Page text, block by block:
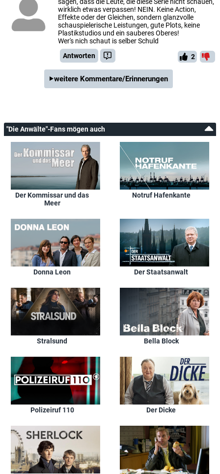
wirklich etwas verpassen! NEIN. Keine Action,
Effekte oder der Gleichen, sondern glanzvolle
schauspielerische Leistungen, gute Plots, keine
Plastikstudios und ein sauberes Oberes!
Wer's nich schaut is selber Schuld
Antworten
2
weitere Kommentare/Erinnerungen
"Die Anwälte"-Fans mögen auch
Der Kommissar und das
Meer
Notruf Hafenkante
Donna Leon Der Staatsanwalt
Stralsund Bella Block
Polizeiruf 110 Der Dicke